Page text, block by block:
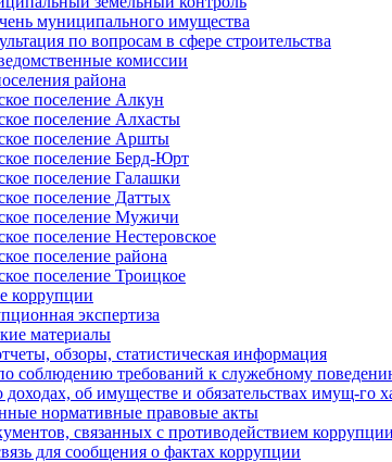
муниципального имущества
по вопросам в сфере строительства
комиссии
района
поселение Алкун
поселение Алхасты
поселение Аршты
поселение Берд-Юрт
поселение Галашки
поселение Даттых
поселение Мужичи
поселение Нестеровское
поселение района
поселение Троицкое
коррупции
экспертиза
материалы
обзоры, статистическая информация
соблюдению требований к служебному
об имуществе и обязательствах имущ-го
нормативные правовые акты
связанных с противодействием
для сообщения о фактах коррупции